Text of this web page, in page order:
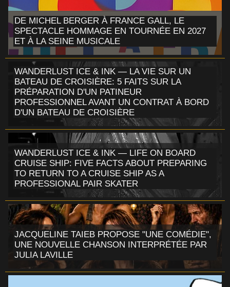
DE MICHEL BERGER À FRANCE GALL, LE
SPECTACLE HOMMAGE EN TOURNÉE EN 2027
ET À LA SEINE MUSICALE
WANDERLUST ICE & INK — LA VIE SUR UN
BATEAU DE CROISIÈRE: 5 FAITS SUR LA
PRÉPARATION D'UN PATINEUR
PROFESSIONNEL AVANT UN CONTRAT À BORD
D'UN BATEAU DE CROISIÈRE
WANDERLUST ICE & INK — LIFE ON BOARD
CRUISE SHIP: FIVE FACTS ABOUT PREPARING
TO RETURN TO A CRUISE SHIP AS A
PROFESSIONAL PAIR SKATER
JACQUELINE TAIEB PROPOSE "UNE COMÉDIE",
UNE NOUVELLE CHANSON INTERPRÉTÉE PAR
JULIA LAVILLE